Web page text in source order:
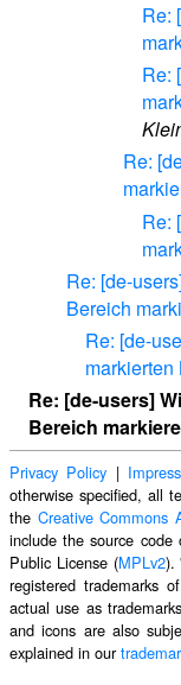
Re:
Re:
Re:
Re:
Re: [de-
Bereich
Re: [de-
Re: [de-users]
Bereich
Privacy Policy |
otherwise specified, all
the Creative Commons
include the source
Public License (MPLv2).
registered trademarks
actual use as
and icons are also
explained in our